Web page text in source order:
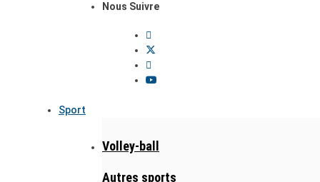
Nous Suivre
Sport
Volley-ball
Autres sports